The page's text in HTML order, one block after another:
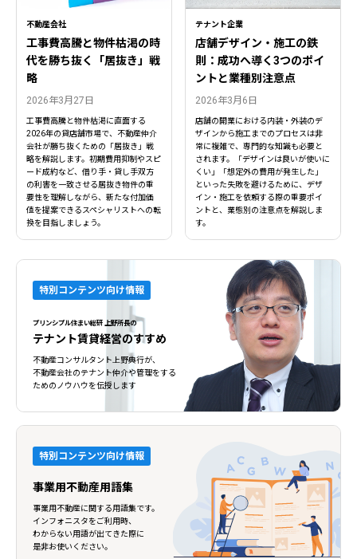
不動産会社
工事費高騰と物件枯渇の時
代を勝ち抜く「居抜き」戦
略
2026年3月27日
工事費高騰と物件枯渇に直面する
2026年の貸店舗市場で、不動産仲介
会社が勝ち抜くための「居抜き」戦
略を解説します。初期費用抑制やスピ
ード成約など、借り手・貸し手双方
の利害を一致させる居抜き物件の重
要性を理解しながら、新たな付加価
値を提案できるスペシャリストへの転
換を目指しましょう。
テナント企業
店舗デザイン・施工の鉄
則：成功へ導く3つのポイ
ントと業種別注意点
2026年3月6日
店舗の開業における内装・外装のデ
ザインから施工までのプロセスは非
常に複雑で、専門的な知識も必要と
されます。「デザインは良いが使いに
くい」「想定外の費用が発生した」
といった失敗を避けるために、デザ
イン・施工を依頼する際の重要ポイ
ントと、業態別の注意点を解説しま
す。
特別コンテンツ向け情報
プリンシプル住まい総研 上野所長の
テナント賃貸経営のすすめ
不動産コンサルタント上野典行が、
不動産会社のテナント仲介や管理をする
ためのノウハウを伝授します
特別コンテンツ向け情報
事業用不動産用語集
事業用不動産に関する用語集です。
インフォニスタをご利用時、
わからない用語が出てきた際に
是非お使いください。